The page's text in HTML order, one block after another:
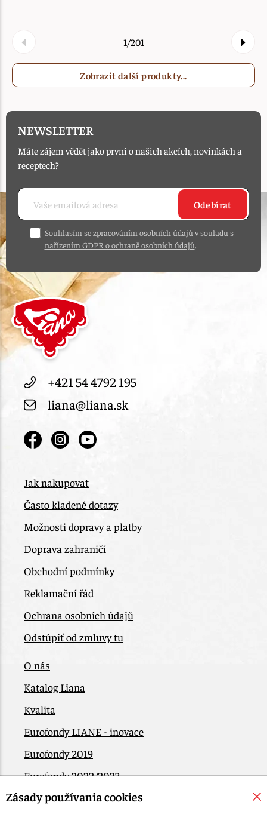
1/201
Zobrazit další produkty...
NEWSLETTER
Máte zájem vědět jako první o našich akcích, novinkách a
receptech?
Odebírat
Souhlasím se zpracováním osobních údajů v souladu s
nařízením GDPR o ochraně osobních údajů.
+421 54 4792 195
liana@liana.sk
Jak nakupovat
Často kladené dotazy
Možnosti dopravy a platby
Doprava zahraničí
Obchodní podmínky
Reklamační řád
Ochrana osobních údajů
Odstúpiť od zmluvy tu
O nás
Katalog Liana
Kvalita
Eurofondy LIANE - inovace
Eurofondy 2019
Eurofondy 2022/2023
EÚ Plán obnovy
Zásady používania cookies